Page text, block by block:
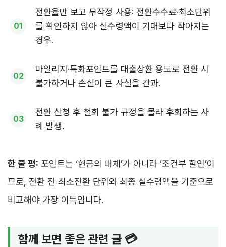
전환율만 보고 무작정 사용: 전환수수료·최소단위
를 확인하지 않아 실수령액이 기대보다 작아지는
경우.
마일리지·특화포인트를 대출상환 용도로 전환 시
불가하거나 손실이 큰 사실을 간과.
전환 신청 후 철회 불가 규정을 몰라 후회하는 사
례 발생.
한 줄 평: 포인트는 ‘현금의 대체’가 아니라 ‘조건부 할인’이
므로, 전환 전 최소전환 단위와 최종 실수령액을 기준으로
비교해야 가장 이득입니다.
함께 보면 좋은 관련 글 💳